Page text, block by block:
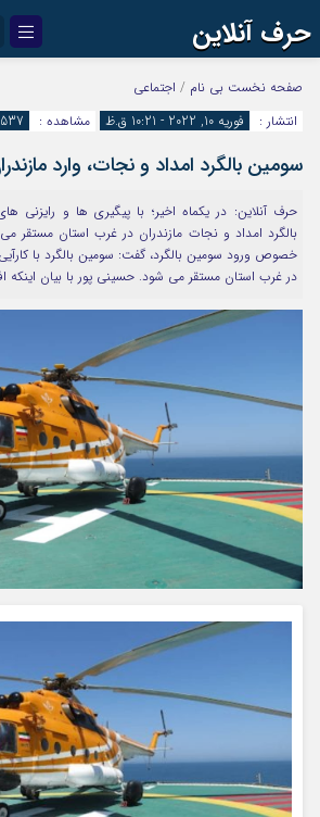
حرف آنلاین
اینستاگرام
آپارات
رمز عبور
مرا به خاطر بسپار
صفحه نخست بی نام / اجتماعی
انتشار :
فوریه 10, 2022 - 10:21 ق.ظ مشاهده : 537
سومین بالگرد امداد و نجات، وارد
حرف آنلاین: در یکماه اخیر؛ با پیگیری ها و رایزنی
بالگرد امداد و نجات مازندران در غرب استان مستقر می
خصوص ورود سومین بالگرد، گفت: سومین بالگرد با
در غرب استان مستقر می شود. حسینی پور با بیان اینکه